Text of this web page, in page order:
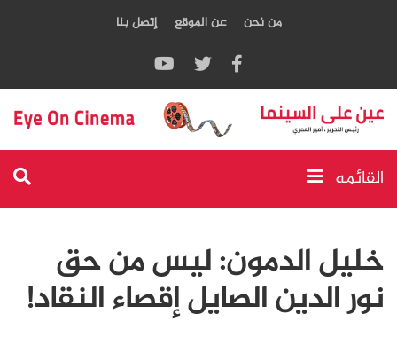
من نحن عن الموقع إتصل بنا
القائمه
خليل الدمون: ليس من حق
نور الدين الصايل إقصاء النقاد!